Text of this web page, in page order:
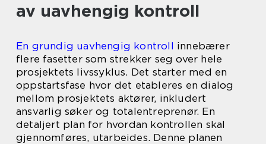
av uavhengig kontroll
En grundig uavhengig kontroll innebærer
flere fasetter som strekker seg over hele
prosjektets livssyklus. Det starter med en
oppstartsfase hvor det etableres en dialog
mellom prosjektets aktører, inkludert
ansvarlig søker og totalentreprenør. En
detaljert plan for hvordan kontrollen skal
gjennomføres, utarbeides. Denne planen